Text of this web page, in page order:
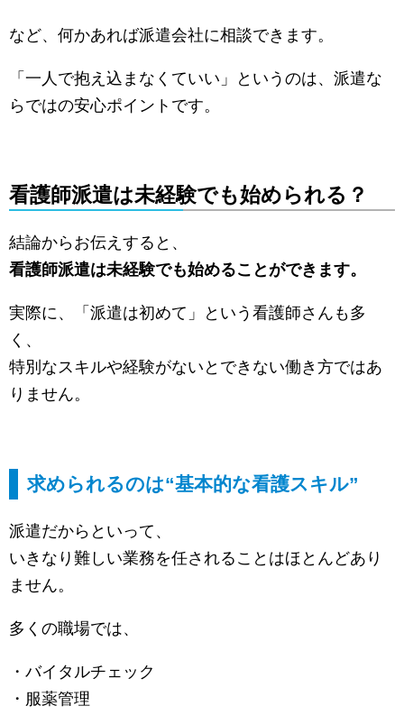
など、何かあれば派遣会社に相談できます。
「一人で抱え込まなくていい」というのは、派遣な
らではの安心ポイントです。
看護師派遣は未経験でも始められる？
結論からお伝えすると、
看護師派遣は未経験でも始めることができます。
実際に、「派遣は初めて」という看護師さんも多
く、
特別なスキルや経験がないとできない働き方ではあ
りません。
求められるのは“基本的な看護スキル”
派遣だからといって、
いきなり難しい業務を任されることはほとんどあり
ません。
多くの職場では、
・バイタルチェック
・服薬管理